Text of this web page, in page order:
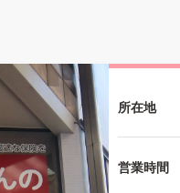
所在地
営業時間